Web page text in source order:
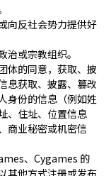
向反社会势力提供好
或宗教组织。
体的同意，获取、披
息获取、披露、篡改
身份的信息（例如姓
、住址、位置信息
商业秘密或机密信
、Cygames 的
其他方式注册或发布